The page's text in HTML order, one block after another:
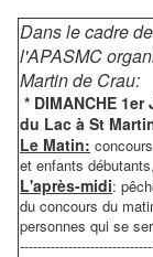
Dans le cadre
l'APASMC
Martin de Crau:
* DIMANCHE 1er
du Lac à St
Le Matin:
et enfants débutants,
L'après-midi:
du concours du
personnes qui se